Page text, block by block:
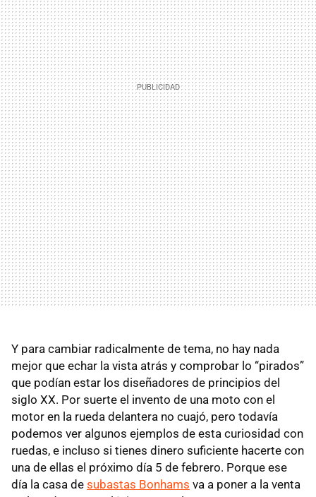
Y para cambiar radicalmente de tema, no hay nada
mejor que echar la vista atrás y comprobar lo “pirados”
que podían estar los diseñadores de principios del
siglo XX. Por suerte el invento de una moto con el
motor en la rueda delantera no cuajó, pero todavía
podemos ver algunos ejemplos de esta curiosidad con
ruedas, e incluso si tienes dinero suficiente hacerte con
una de ellas el próximo día 5 de febrero. Porque ese
día la casa de subastas Bonhams va a poner a la venta